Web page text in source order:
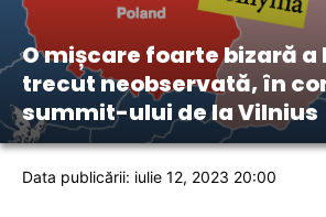
O mișcare foarte bizară a
trecut neobservată, în
summit-ului de la Vilnius
Data publicării: iulie 12, 2023 20:00